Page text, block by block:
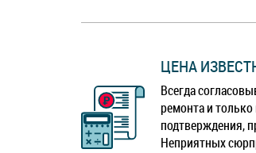
ЦЕНА
Всегда
ремонта и
подтверждения,
Неприятных